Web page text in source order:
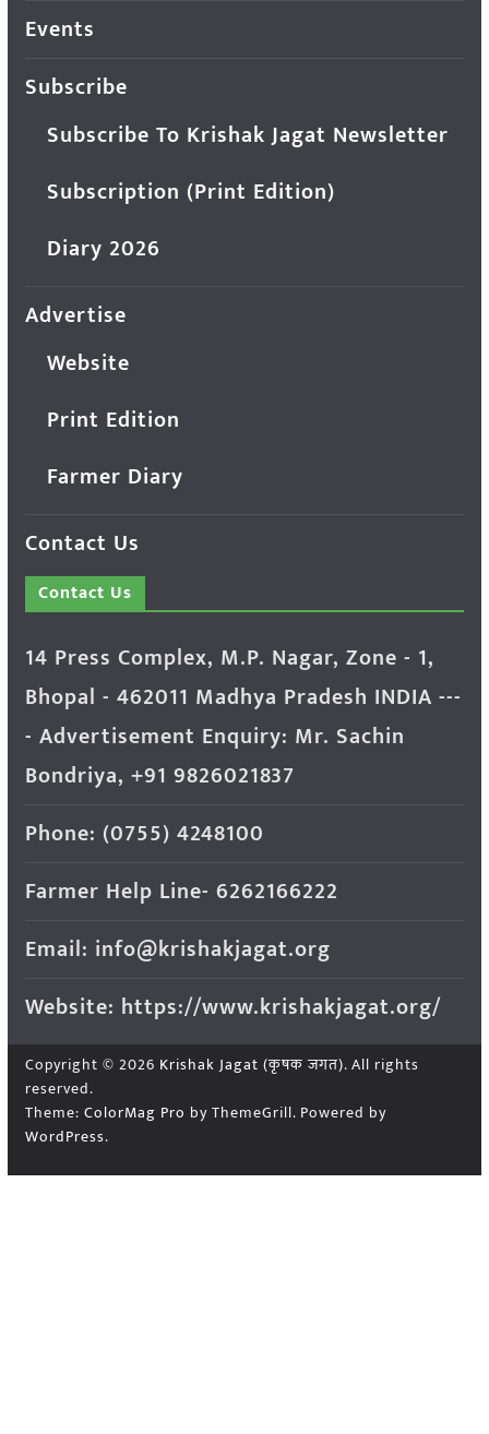
Events
Subscribe
Subscribe To Krishak Jagat Newsletter
Subscription (Print Edition)
Diary 2026
Advertise
Website
Print Edition
Farmer Diary
Contact Us
Contact Us
14 Press Complex, M.P. Nagar, Zone - 1,
Bhopal - 462011 Madhya Pradesh INDIA ---
- Advertisement Enquiry: Mr. Sachin
Bondriya, +91 9826021837
Phone: (0755) 4248100
Farmer Help Line- 6262166222
Email: info@krishakjagat.org
Website: https://www.krishakjagat.org/
Copyright © 2026 Krishak Jagat (कृषक जगत). All rights
reserved.
Theme: ColorMag Pro by ThemeGrill. Powered by
WordPress.